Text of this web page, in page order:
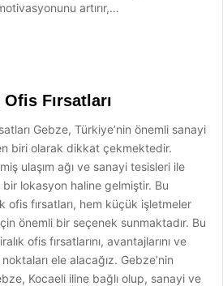
artırır,…
Fırsatları
Gebze, Türkiye’nin önemli sanayi
biri olarak dikkat çekmektedir.
ulaşım ağı ve sanayi tesisleri ile
lokasyon haline gelmiştir. Bu
ofis fırsatları, hem küçük işletmeler
önemli bir seçenek sunmaktadır. Bu
ofis fırsatlarını, avantajlarını ve
ele alacağız. Gebze’nin
Kocaeli iline bağlı olup, sanayi ve